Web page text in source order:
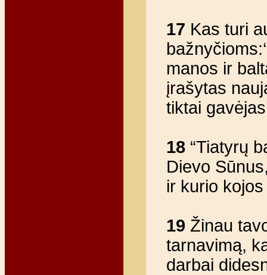
17 Kas turi
manos ir
įrašytas
tiktai
18 “Tiatyrų
Dievo
ir kurio
19 Žinau
tarnavimą,
darbai